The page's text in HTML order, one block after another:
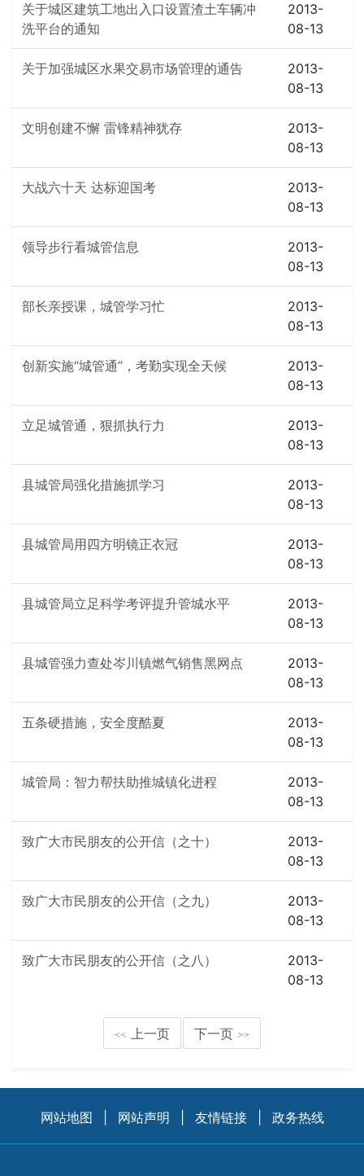
关于城区建筑工地出入口设置渣土车辆冲
洗平台的通知
2013-
08-13
关于加强城区水果交易市场管理的通告
2013-
08-13
文明创建不懈 雷锋精神犹存
2013-
08-13
大战六十天 达标迎国考
2013-
08-13
领导步行看城管信息
2013-
08-13
部长亲授课，城管学习忙
2013-
08-13
创新实施“城管通”，考勤实现全天候
2013-
08-13
立足城管通，狠抓执行力
2013-
08-13
县城管局强化措施抓学习
2013-
08-13
县城管局用四方明镜正衣冠
2013-
08-13
县城管局立足科学考评提升管城水平
2013-
08-13
县城管强力查处岑川镇燃气销售黑网点
2013-
08-13
五条硬措施，安全度酷夏
2013-
08-13
城管局：智力帮扶助推城镇化进程
2013-
08-13
致广大市民朋友的公开信（之十）
2013-
08-13
致广大市民朋友的公开信（之九）
2013-
08-13
致广大市民朋友的公开信（之八）
2013-
08-13
<< 上一页 下一页 >>
网站地图 网站声明 友情链接 政务热线